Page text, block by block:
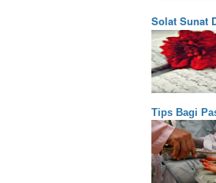
Solat Sunat
Tips Bagi